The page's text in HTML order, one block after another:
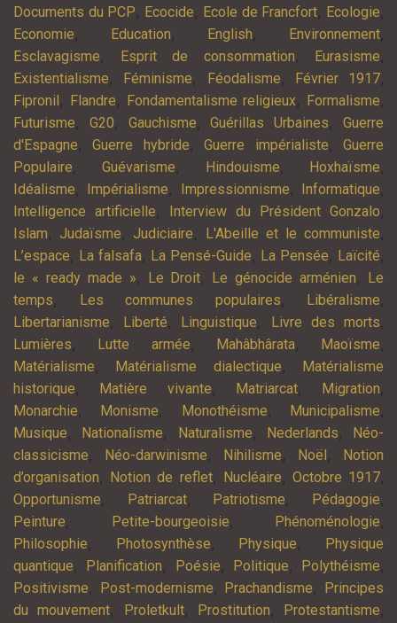
Documents du PCP, Ecocide, Ecole de Francfort, Ecologie,
Economie, Education, English, Environnement,
Esclavagisme, Esprit de consommation, Eurasisme,
Existentialisme, Féminisme, Féodalisme, Février 1917,
Fipronil, Flandre, Fondamentalisme religieux, Formalisme,
Futurisme, G20, Gauchisme,Guérillas Urbaines,Guerre
d'Espagne,Guerre hybride,Guerre impérialiste,Guerre
Populaire,Guévarisme, Hindouisme, Hoxhaïsme,
Idéalisme, Impérialisme, Impressionnisme, Informatique,
Intelligence artificielle, Interview du Président Gonzalo,
Islam, Judaïsme, Judiciaire, L'Abeille et le communiste,
L’espace, La falsafa, La Pensé-Guide, La Pensée, Laïcité,
le « ready made », Le Droit, Le génocide arménien, Le
temps, Les communes populaires, Libéralisme,
Libertarianisme, Liberté, Linguistique, Livre des morts,
Lumières, Lutte armée, Mahâbhârata, Maoïsme,
Matérialisme, Matérialisme dialectique, Matérialisme
historique, Matière vivante, Matriarcat, Migration,
Monarchie, Monisme, Monothéisme, Municipalisme,
Musique, Nationalisme, Naturalisme, Nederlands, Néo-
classicisme, Néo-darwinisme, Nihilisme, Noël, Notion
d’organisation, Notion de reflet, Nucléaire, Octobre 1917,
Opportunisme, Patriarcat, Patriotisme, Pédagogie,
Peinture, Petite-bourgeoisie, Phénoménologie,
Philosophie, Photosynthèse, Physique, Physique
quantique, Planification, Poésie, Politique, Polythéisme,
Positivisme, Post-modernisme, Prachandisme, Principes
du mouvement, Proletkult, Prostitution, Protestantisme,